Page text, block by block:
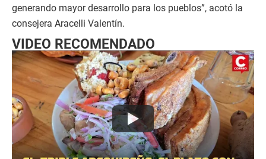
generando mayor desarrollo para los pueblos”, acotó la
consejera Aracelli Valentín.
VIDEO RECOMENDADO